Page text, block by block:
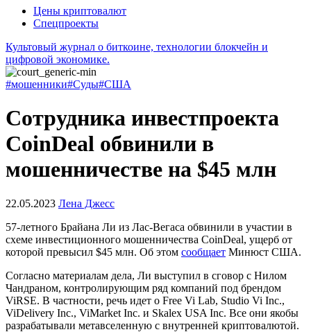
Цены криптовалют
Спецпроекты
Культовый журнал о биткоине, технологии блокчейн и
цифровой экономике.
#мошенники#Суды#США
Сотрудника инвестпроекта
CoinDeal обвинили в
мошенничестве на $45 млн
22.05.2023 Лена Джесс
57-летного Брайана Ли из Лас-Вегаса обвинили в участии в
схеме инвестиционного мошенничества CoinDeal, ущерб от
которой превысил $45 млн. Об этом сообщает Минюст США.
Согласно материалам дела, Ли выступил в сговор с Нилом
Чандраном, контролирующим ряд компаний под брендом
ViRSE. В частности, речь идет о Free Vi Lab, Studio Vi Inc.,
ViDelivery Inc., ViMarket Inc. и Skalex USA Inc. Все они якобы
разрабатывали метавселенную с внутренней криптовалютой.